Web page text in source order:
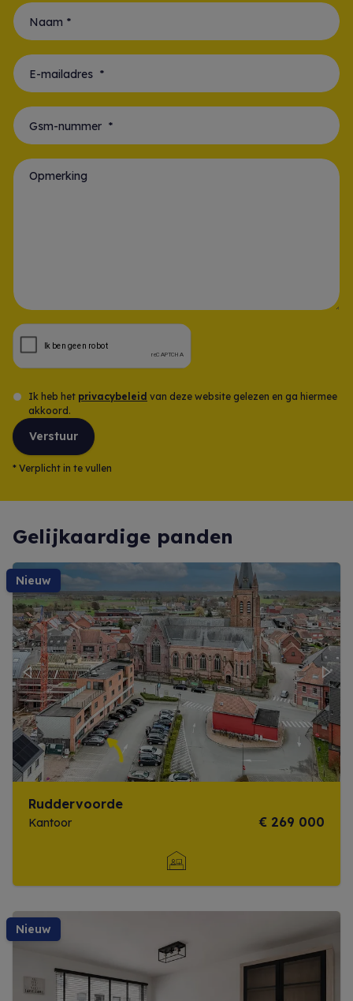
Ik heb het privacybeleid van deze website gelezen en ga hiermee
akkoord.
Verstuur
* Verplicht in te vullen
Gelijkaardige panden
nieuw
Previous Next
Ruddervoorde
Kantoor € 269 000
nieuw